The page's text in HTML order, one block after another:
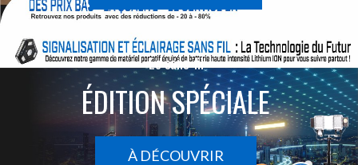
Le sans-fil
ÉDITION SPÉCIALE
À DÉCOUVRIR